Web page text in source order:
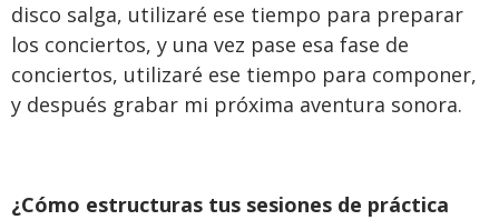
disco salga, utilizaré ese tiempo para preparar
los conciertos, y una vez pase esa fase de
conciertos, utilizaré ese tiempo para componer,
y después grabar mi próxima aventura sonora.
¿Cómo estructuras tus sesiones de práctica